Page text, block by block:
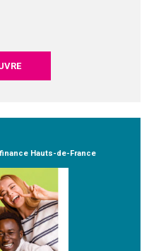
Hauts-de-France